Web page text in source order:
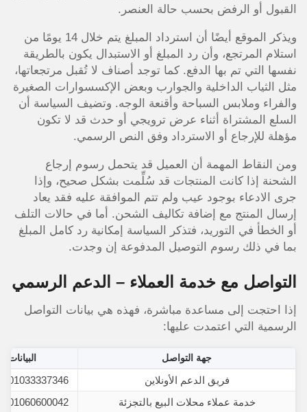
القبول أو الرفض بحسب حالة العنصر.
ويذكر الموقع أيضًا أن استرداد المبلغ يتم خلال 14 يومًا من
استلام المرتجع، وأن رد المبلغ أو الاستبدال يكون بالطريقة
نفسها التي تم بها الدفع. كما توجد أصناف لا تُقبل مرتجعاتها،
مثل الثياب الداخلية والجوارب وبعض الإكسسوارات الصغيرة
والفراء وملابس السباحة وأقنعة الوجه. وتضيف السياسة أن
السلع المشتراة أثناء عرض ترويجي أو حدث قد لا تكون
مؤهلة للإرجاع أو الاسترداد وفق النص الرسمي.
ومن النقاط المهمة أن العميل قد يتحمل رسوم إرجاع
الشحنة إذا كانت المنتجات قد سُلِّمت بشكل صحيح، وإذا
جرى الادعاء بوجود عيب ولم تتم الموافقة عليه فقد يعاد
إرسال المنتج مع إضافة تكاليف الشحن. أما في حالات التلف
أو الخطأ في التوريد، فتذكر السياسة إمكانية رد كامل المبلغ
بما في ذلك رسوم التوصيل المدفوعة إن وجدت.
التواصل مع خدمة العملاء – الدعم الرسمي
إذا احتجت إلى مساعدة مباشرة، فهذه هي بيانات التواصل
الرسمية التي اعتمدت عليها:
جهة التواصل
فريق الدعم الأونلاين
01033337346 / 01012620642
خدمة عملاء محلات البيع بالتجزئة
01060600042 / 01029979990